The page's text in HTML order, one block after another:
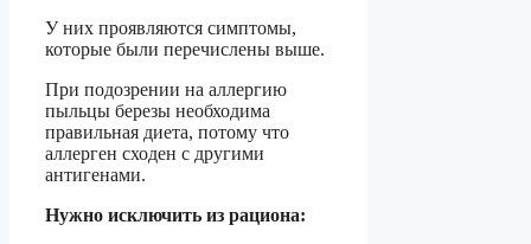
У них проявляются симптомы,
которые были перечислены выше.
При подозрении на аллергию
пыльцы березы необходима
правильная диета, потому что
аллерген сходен с другими
антигенами.
Нужно исключить из рациона: